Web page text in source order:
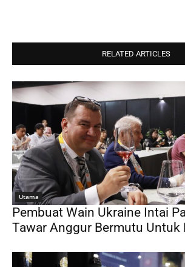
RELATED ARTICLES
Utama
Pembuat Wain Ukraine Intai
Tawar Anggur Bermutu Untuk